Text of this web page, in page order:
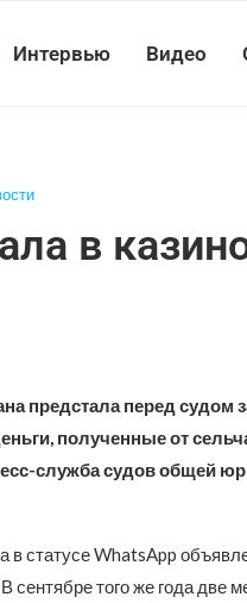
Интервью Видео
в
предстала перед судом
полученные от
служба судов общей
в статусе WhatsApp
того же года две